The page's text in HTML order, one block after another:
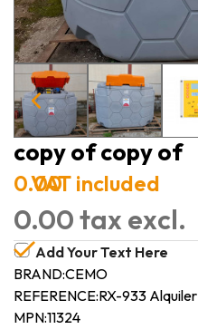
copy of copy of
0.00
VAT included
0.00 tax excl.
Add Your Text Here
BRAND:CEMO
REFERENCE:RX-933 Alquiler
MPN:11324